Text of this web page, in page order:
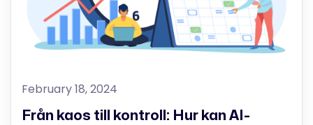
February 18, 2024
Från kaos till kontroll: Hur kan AI-